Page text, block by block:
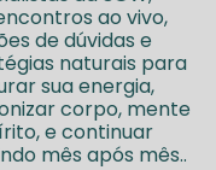
ao vivo,
de dúvidas e
naturais para
sua energia,
corpo, mente
e continuar
mês após mês..